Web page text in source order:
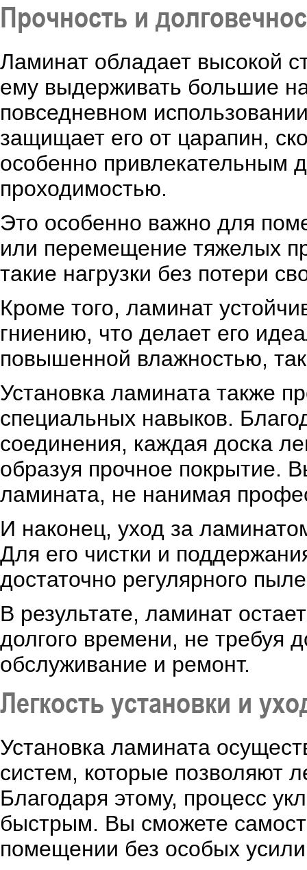
Прочность и
Ламинат обладает высокой
ему выдерживать большие
повседневном
защищает его от царапин,
особенно
проходимостью.
Это особенно важно для
или перемещение тяжелых
такие нагрузки без потери
Кроме того, ламинат
гниению, что делает его
повышенной влажностью,
Установка ламината также
специальных навыков.
соединения, каждая доска
образуя прочное покрытие.
ламината, не нанимая
И наконец, уход за
Для его чистки и
достаточно регулярного
В результате, ламинат
долгого времени, не требуя
обслуживание и ремонт.
Легкость установки и
Установка ламината
систем, которые позволяют
Благодаря этому, процесс
быстрым. Вы сможете
помещении без особых